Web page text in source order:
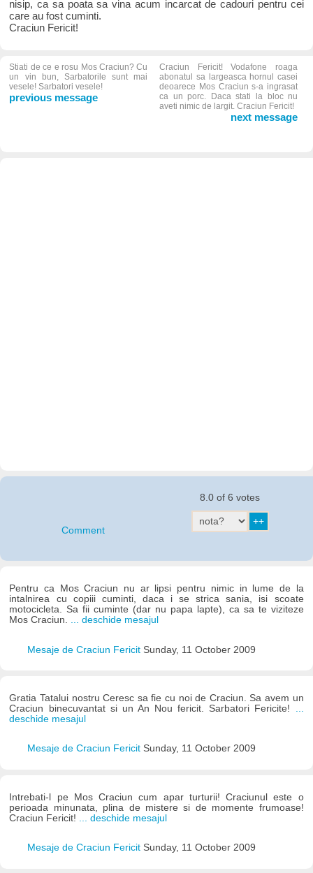
nisip, ca sa poata sa vina acum incarcat de cadouri pentru cei
care au fost cuminti.
Craciun Fericit!
Stiati de ce e rosu Mos Craciun? Cu
un vin bun, Sarbatorile sunt mai
vesele! Sarbatori vesele!
previous message
Craciun Fericit! Vodafone roaga
abonatul sa largeasca hornul casei
deoarece Mos Craciun s-a ingrasat
ca un porc. Daca stati la bloc nu
aveti nimic de largit. Craciun Fericit!
next message
Comment
8.0 of 6 votes
Pentru ca Mos Craciun nu ar lipsi pentru nimic in lume de la
intalnirea cu copiii cuminti, daca i se strica sania, isi scoate
motocicleta. Sa fii cuminte (dar nu papa lapte), ca sa te viziteze
Mos Craciun. ... deschide mesajul
Mesaje de Craciun Fericit Sunday, 11 October 2009
Gratia Tatalui nostru Ceresc sa fie cu noi de Craciun. Sa avem un
Craciun binecuvantat si un An Nou fericit. Sarbatori Fericite! ...
deschide mesajul
Mesaje de Craciun Fericit Sunday, 11 October 2009
Intrebati-l pe Mos Craciun cum apar turturii! Craciunul este o
perioada minunata, plina de mistere si de momente frumoase!
Craciun Fericit!
... deschide mesajul
Mesaje de Craciun Fericit Sunday, 11 October 2009